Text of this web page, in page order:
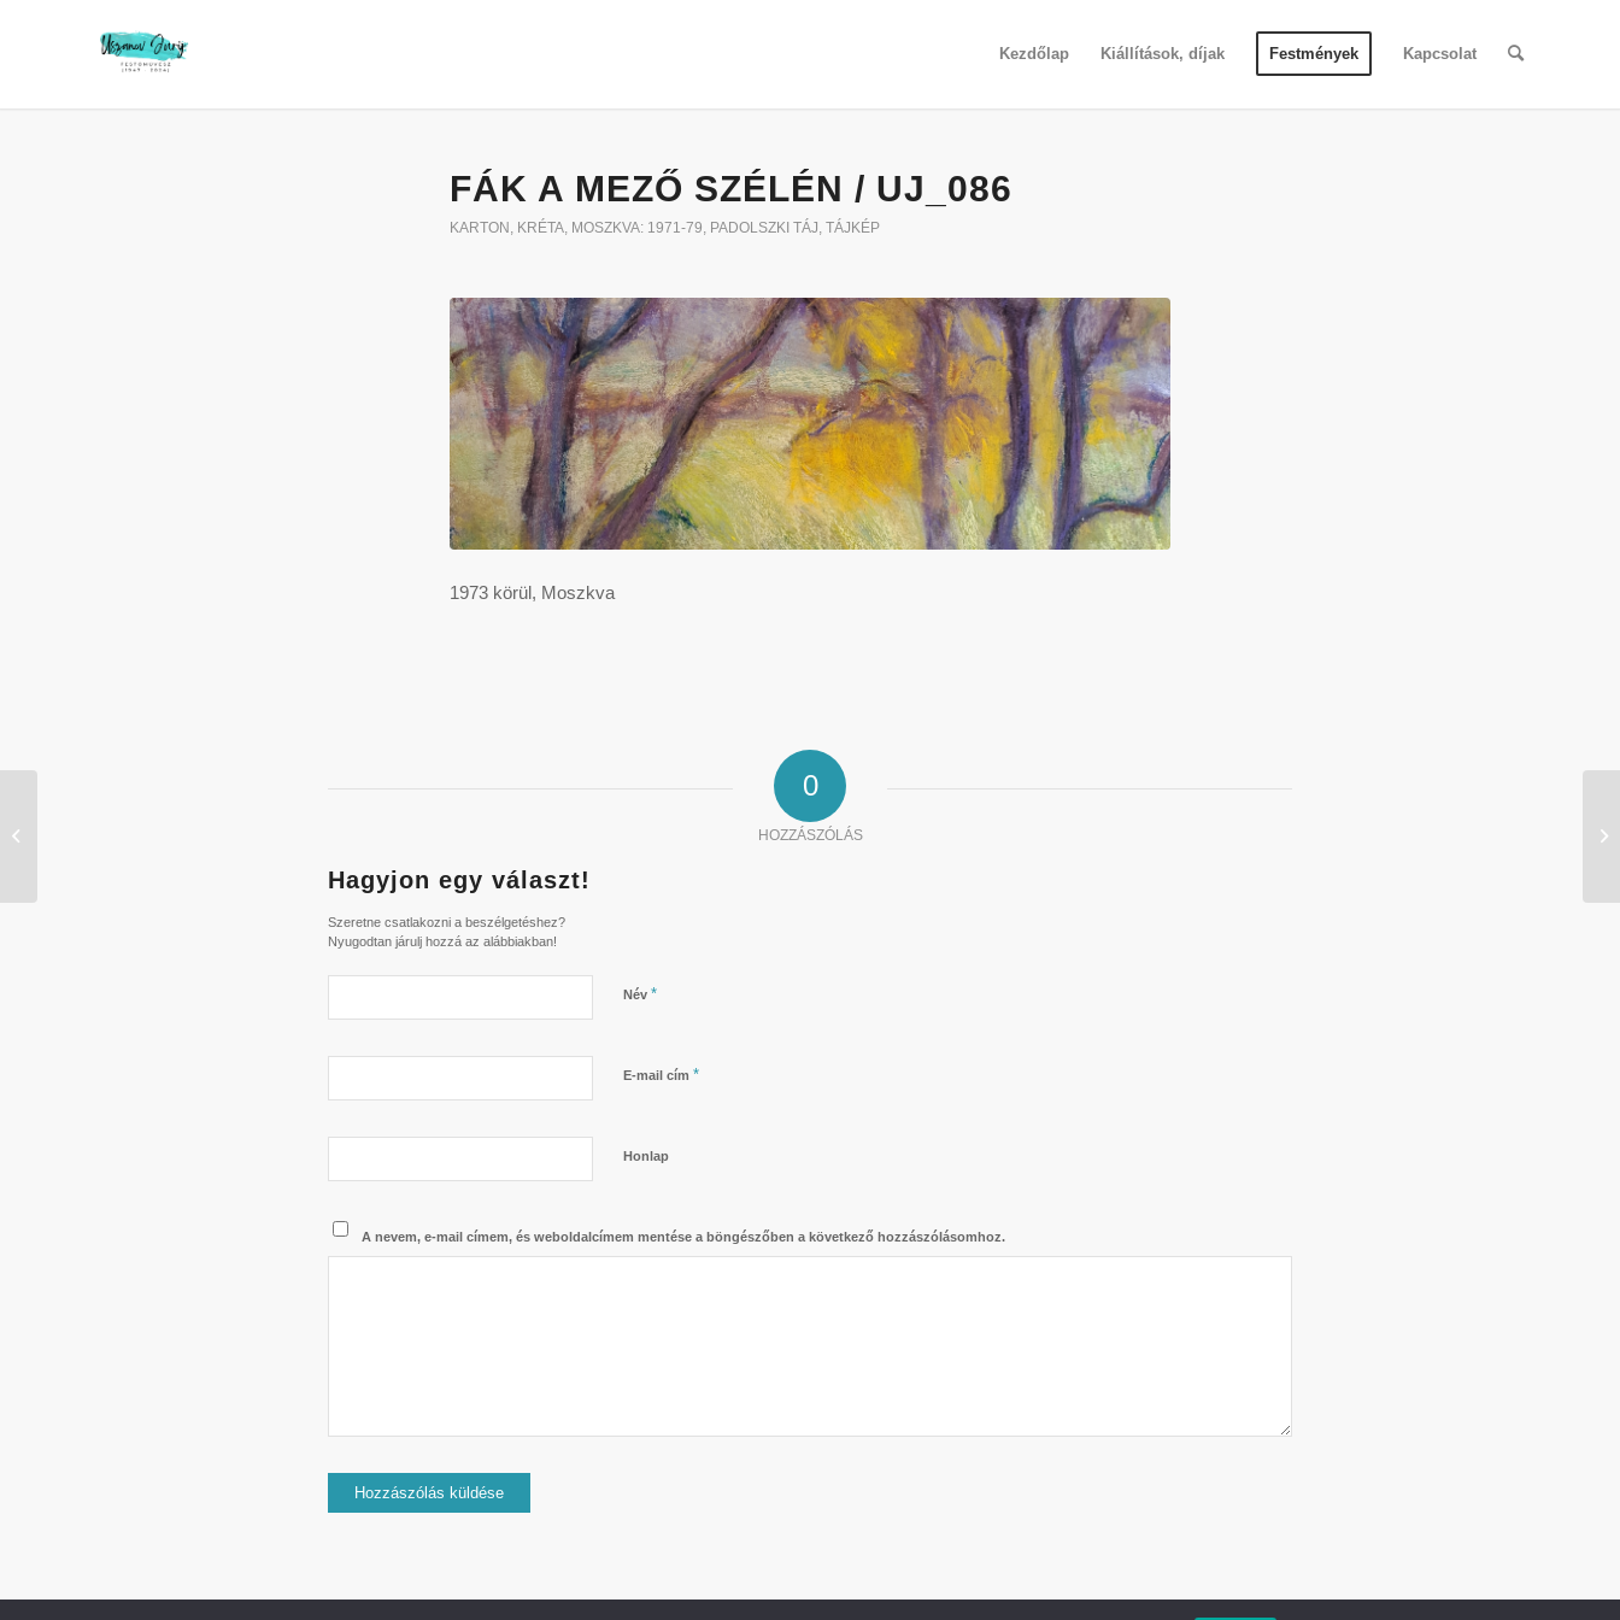
Kezdőlap Kiállítások, díjak Festmények Kapcsolat
FÁK A MEZŐ SZÉLÉN / UJ_086
KARTON , KRÉTA, MOSZKVA: 1971-79, PADOLSZKI TÁJ, TÁJKÉP
1973 körül, Moszkva
0
HOZZÁSZÓLÁS
Hagyjon egy választ!
Szeretne csatlakozni a beszélgetéshez?
Nyugodtan járulj hozzá az alábbiakban!
Név *
E-mail cím *
Honlap
A nevem, e-mail címem, és weboldalcímem mentése a böngészőben a következő hozzászólásomhoz.